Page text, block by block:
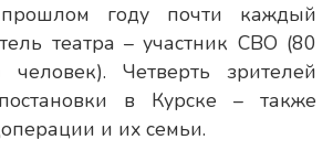
году почти каждый
театра – участник СВО (80
Четверть зрителей
в Курске – также
и их семьи.